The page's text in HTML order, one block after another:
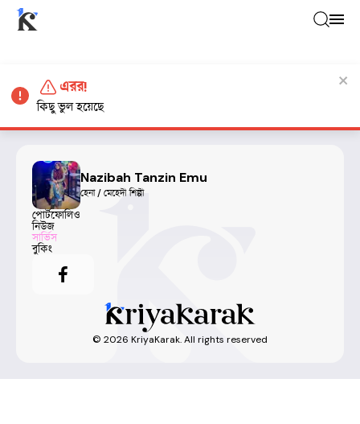
Nazibah Tanzin Emu
হেনা / মেহেদী শিল্পী
পোর্টফোলিও
নিউজ
সার্ভিস
বুকিং
© 2026 KriyaKarak. All rights reserved
এরর!
কিছু ভুল হয়েছে